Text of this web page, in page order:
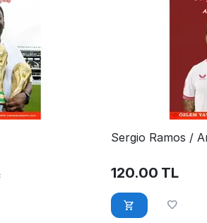
Sergio Ramos /
120.00 TL